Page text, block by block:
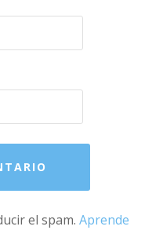
el spam.Aprende